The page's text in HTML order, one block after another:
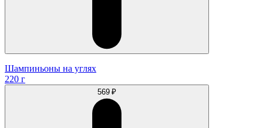
Шампиньоны на углях
220 г
569 ₽